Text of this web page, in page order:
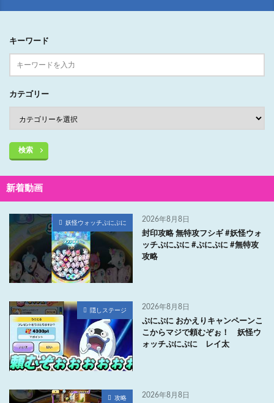
キーワード
カテゴリー
検索
新着動画
妖怪ウォッチぷにぷに 2026年8月8日
封印攻略 無特攻フシギ #妖怪ウォ
ッチぷにぷに #ぷにぷに #無特攻
攻略
隠しステージ 2026年8月8日
ぷにぷに おかえりキャンペーンこ
こからマジで頼むぞぉ！ 妖怪ウ
ォッチぷにぷに レイ太
攻略 2026年8月8日